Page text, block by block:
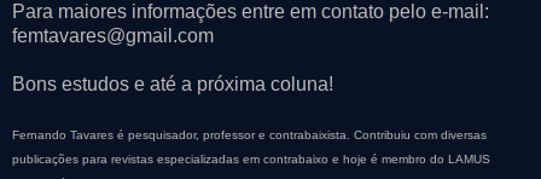
Para maiores informações entre em contato pelo e-mail:
femtavares@gmail.com
Bons estudos e até a próxima coluna!
Fernando Tavares é pesquisador, professor e contrabaixista. Contribuiu com diversas
publicações para revistas especializadas em contrabaixo e hoje é membro do LAMUS